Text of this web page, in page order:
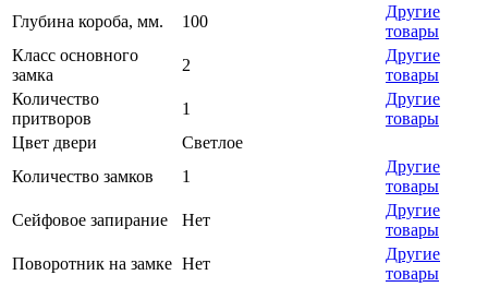
Глубина короба, мм.
100
Другие
товары
Класс основного
замка
2
Другие
товары
Количество
притворов
1
Другие
товары
Цвет двери
Светлое
Количество замков
1
Другие
товары
Сейфовое запирание
Нет
Другие
товары
Поворотник на замке Нет
Другие
товары